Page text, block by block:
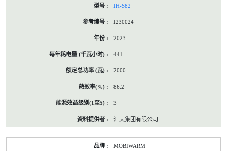
IH-S82
I230024
2023
441
2000
86.2
3
汇天集团有限公司
MOBIWARM